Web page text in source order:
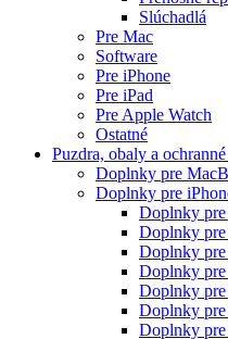
Slúchadlá
Pre Mac
Software
Pre iPhone
Pre iPad
Pre Apple Watch
Ostatné
Puzdra, obaly a
Doplnky pre
Doplnky pre
Doplnky
Doplnky
Doplnky pre
Doplnky
Doplnky
Doplnky pre
Doplnky